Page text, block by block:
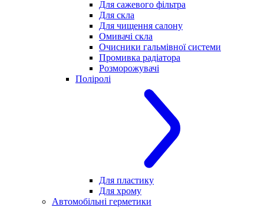
Для сажевого фільтра
Для скла
Для чищення салону
Омивачі скла
Очисники гальмівної системи
Промивка радіатора
Розморожувачі
Поліролі
Для пластику
Для хрому
Автомобільні герметики